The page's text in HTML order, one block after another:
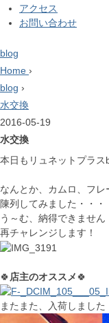
アクセス
お問い合わせ
blog
Home ›
blog ›
水交換
2016-05-19
水交換
本日もリュネットプラス
なんとか、カムロ、フ
陳列してみました・・・
う～む、納得できません
再チャレンジします！
🍀 店主のオススメ🍀
またまた、入荷しました